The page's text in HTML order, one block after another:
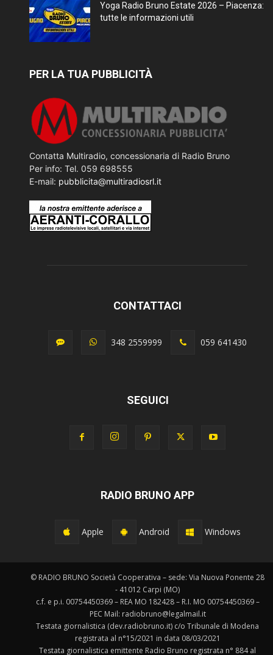
Yoga Radio Bruno Estate 2026 – Piacenza:
tutte le informazioni utili
PER LA TUA PUBBLICITÀ
Contatta Multiradio, concessionaria di Radio Bruno
Per info: Tel. 059 698555
E-mail: pubblicita@multiradiosrl.it
CONTATTACI
348 2559999 059 641430
SEGUICI
RADIO BRUNO APP
Apple Android Windows
© RADIO BRUNO Società Cooperativa – sede: Via Nuova Ponente 28
- 41012 Carpi (MO)
c.f. e p.i. 00754450369 – REA MO 182428 – R.I. MO 00754450369 –
PEC Mail: radiobruno@legalmail.it
Testata giornalistica (dev.radiobruno.it) c/o Tribunale di Modena
registrata al n°15/2021 in data 08/03/2021
Testata giornalistica emittente Radio Bruno registrata n° 884 al